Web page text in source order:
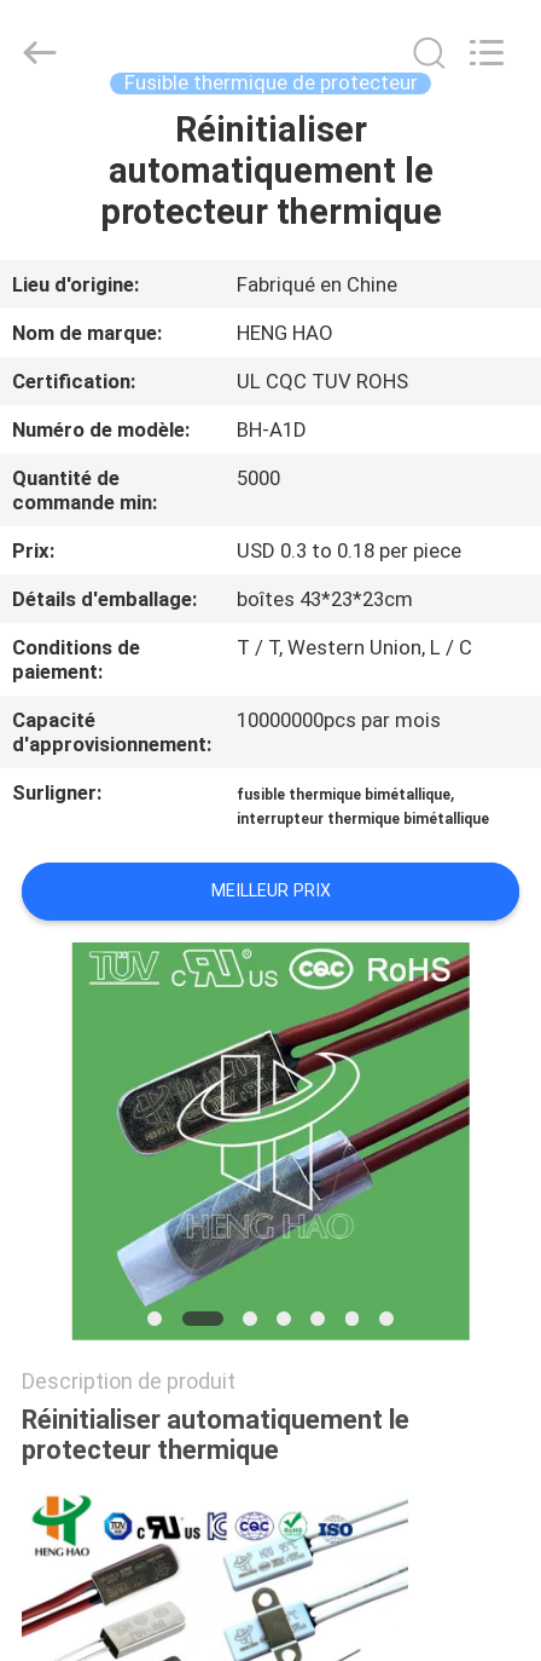
PRODUITS
VR
SHOW
A
PROPOS
DE
VISITE
D'USINE
CONTRÔLE
DE
LA
CONTACT
NOUVELLES
PRIVACY
POLICY
Hao
Electric
Fusible thermique de protecteur
Réinitialiser
automatiquement le
protecteur thermique
Lieu d'origine:
Fabriqué en Chine
Nom de marque:
HENG HAO
Certification:
UL CQC TUV ROHS
Numéro de modèle:
BH-A1D
Quantité de
commande min:
5000
Prix:
USD 0.3 to 0.18 per piece
Détails d'emballage:
boîtes 43*23*23cm
Conditions de
paiement:
T / T, Western Union, L / C
Capacité
d'approvisionnement:
10000000pcs par mois
Surligner: fusible thermique bimétallique,
interrupteur thermique bimétallique
MEILLEUR PRIX
Description de produit
Réinitialiser automatiquement le
protecteur thermique